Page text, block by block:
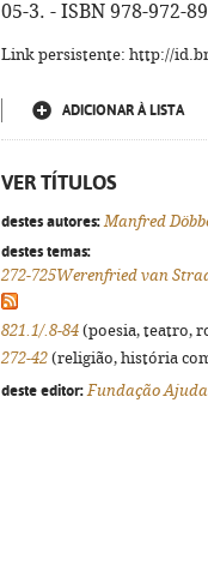
05-3. - ISBN 978-972-
Link persistente: http://
ADICIONAR À LISTA
VER TÍTULOS
destes autores: Manfred
destes temas:
272-725Werenfried van
821.1/.8-84 (poesia, teatro,
272-42 (religião, história
deste editor: Fundação